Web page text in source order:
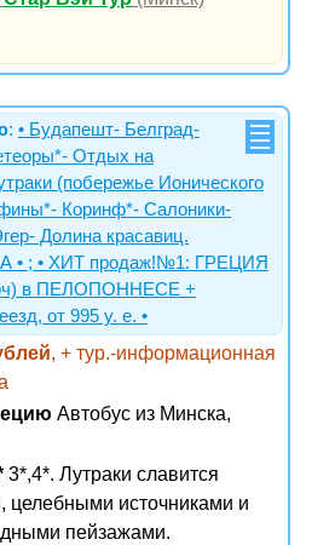
: • Будапешт- Белград-
Отдых на
(побережье Ионического
Коринф*- Салоники-
Долина красавиц.
; • ХИТ продаж!№1: ГРЕЦИЯ
в ПЕЛОПОННЕСЕ +
от 995 у. е. •
, + тур.-информационная
Автобус из Минска,
3*,4*. Лутраки славится
целебными источниками и
пейзажами.